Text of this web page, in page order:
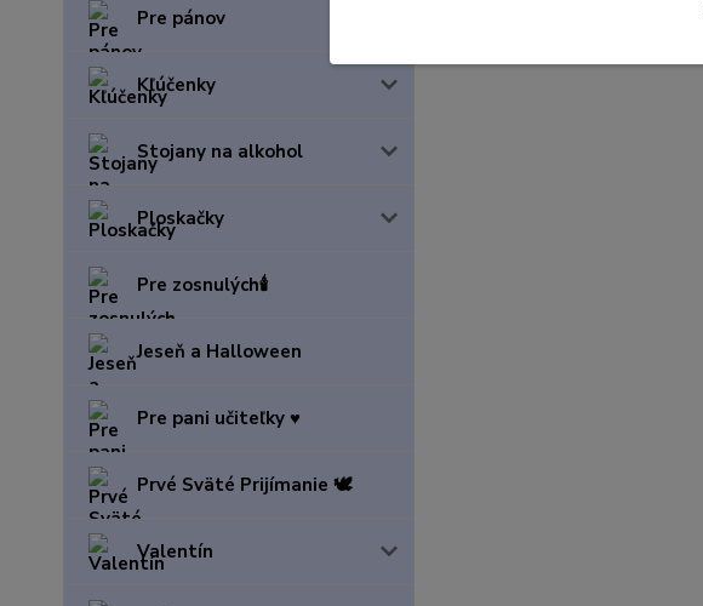
Pre pánov
Kľúčenky
Stojany na alkohol
Ploskačky
Pre zosnulých🕯️
Jeseň a Halloween
Pre pani učiteľky ♥️
Prvé Sväté Prijímanie 🕊️
Valentín